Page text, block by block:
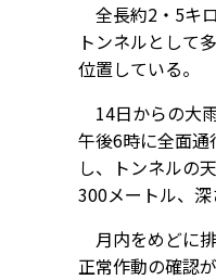
全長約2・5キ
トンネルとして
位置している。
14日からの大
午後6時に全面
し、トンネルの
300メートル、深
月内をめどに
正常作動の確認